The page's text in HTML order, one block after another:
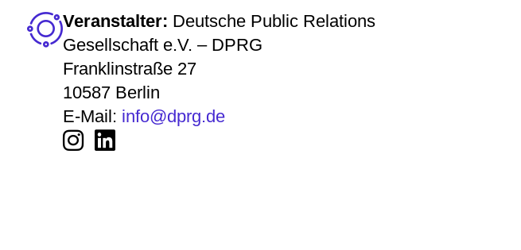
Veranstalter: Deutsche Public Relations
Gesellschaft e.V. – DPRG
Franklinstraße 27
10587 Berlin
E-Mail: info@dprg.de